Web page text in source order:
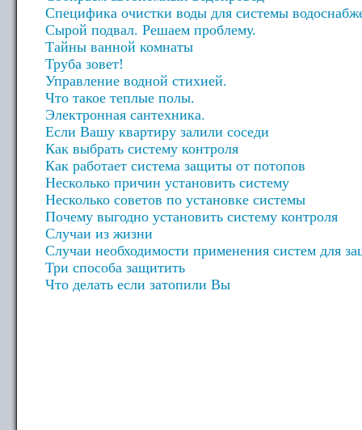
Специфика очистки воды для системы
Сырой подвал. Решаем проблему.
Тайны ванной комнаты
Труба зовет!
Управление водной стихией.
Что такое теплые полы.
Электронная сантехника.
Если Вашу квартиру залили соседи
Как выбрать систему контроля
Как работает система защиты от потопов
Несколько причин установить систему
Несколько советов по установке системы
Почему выгодно установить систему контроля
Случаи из жизни
Случаи необходимости применения систем для
Три способа защитить
Что делать если затопили Вы